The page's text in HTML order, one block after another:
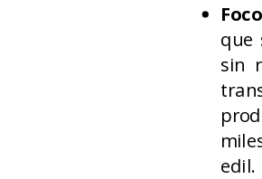
que
sin
edil.